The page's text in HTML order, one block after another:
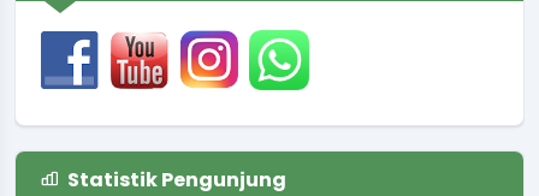
Statistik Pengunjung